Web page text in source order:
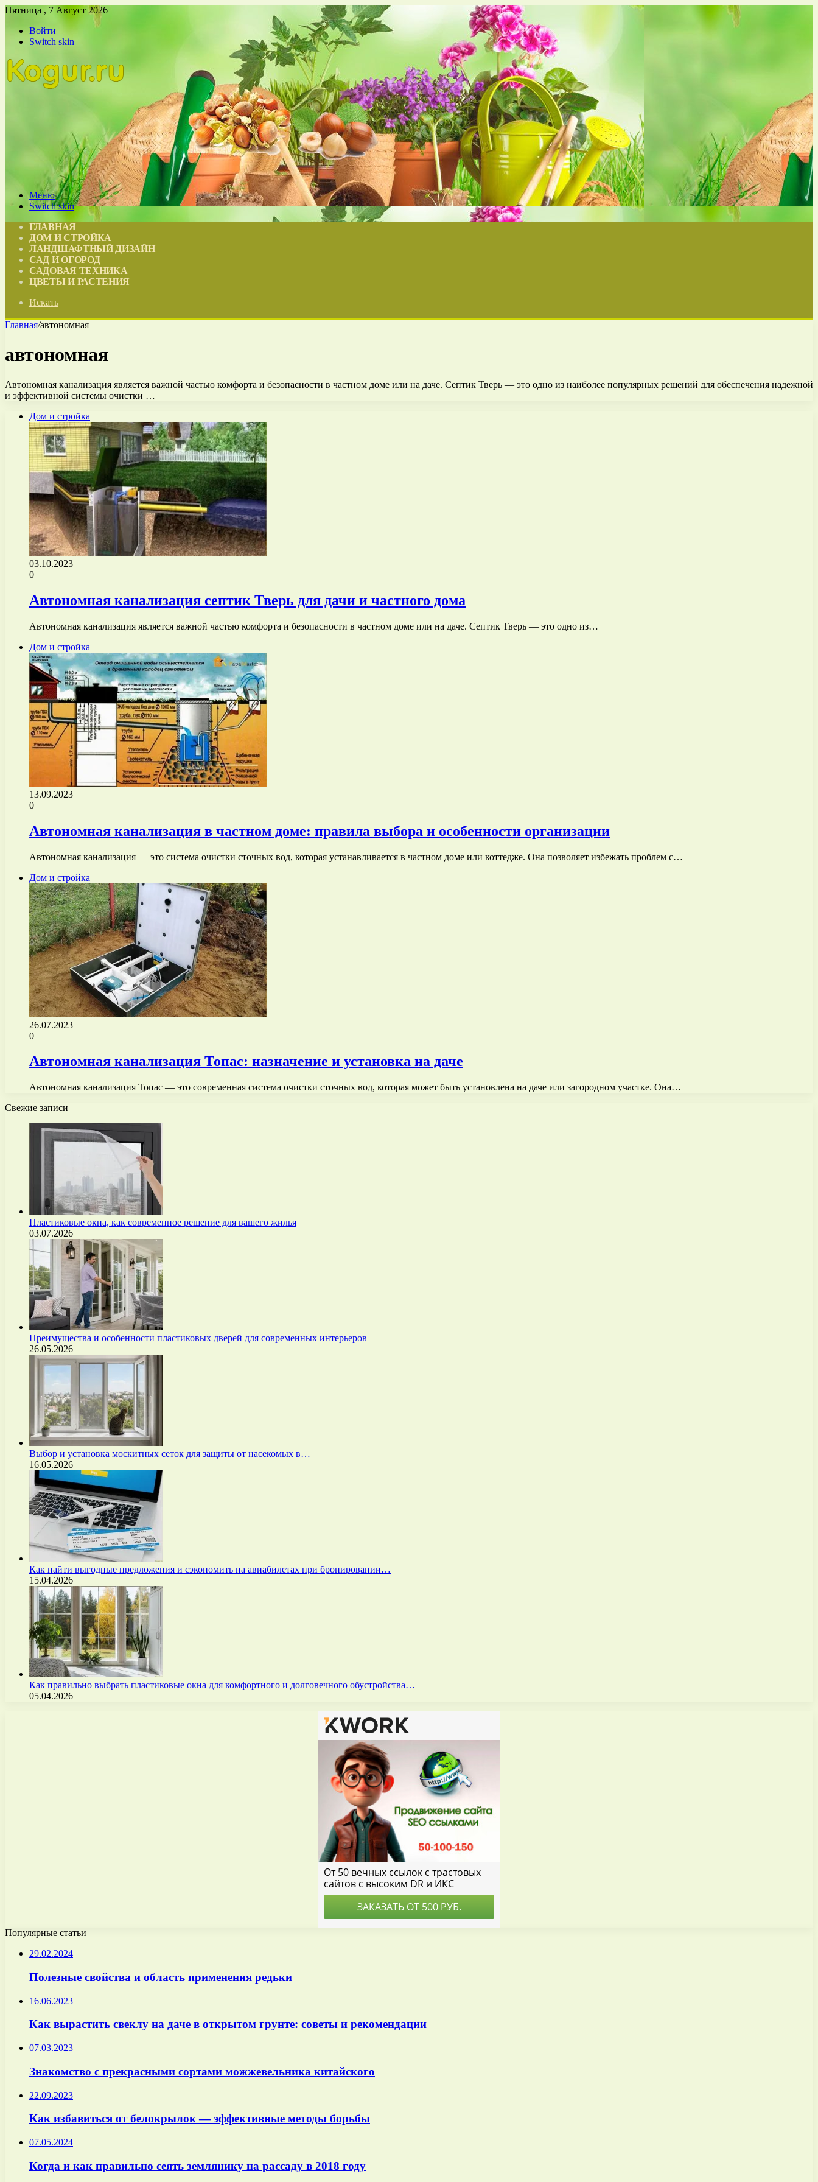
Пятница , 7 Август 2026
Войти
Switch skin
Меню
Switch skin
ГЛАВНАЯ
ДОМ И СТРОЙКА
ЛАНДШАФТНЫЙ ДИЗАЙН
САД И ОГОРОД
САДОВАЯ ТЕХНИКА
ЦВЕТЫ И РАСТЕНИЯ
Искать
Главная/автономная
автономная
Автономная канализация является важной частью комфорта и безопасности в частном доме или на даче. Септик Тверь — это одно из наиболее популярных решений для обеспечения надежной
и эффективной системы очистки …
Дом и стройка
03.10.2023
0
Автономная канализация септик Тверь для дачи и частного дома
Автономная канализация является важной частью комфорта и безопасности в частном доме или на даче. Септик Тверь — это одно из…
Дом и стройка
13.09.2023
0
Автономная канализация в частном доме: правила выбора и особенности организации
Автономная канализация — это система очистки сточных вод, которая устанавливается в частном доме или коттедже. Она позволяет избежать проблем с…
Дом и стройка
26.07.2023
0
Автономная канализация Топас: назначение и установка на даче
Автономная канализация Топас — это современная система очистки сточных вод, которая может быть установлена на даче или загородном участке. Она…
Свежие записи
Пластиковые окна, как современное решение для вашего жилья
03.07.2026
Преимущества и особенности пластиковых дверей для современных интерьеров
26.05.2026
Выбор и установка москитных сеток для защиты от насекомых в…
16.05.2026
Как найти выгодные предложения и сэкономить на авиабилетах при бронировании…
15.04.2026
Как правильно выбрать пластиковые окна для комфортного и долговечного обустройства…
05.04.2026
Популярные статьи
29.02.2024
Полезные свойства и область применения редьки
16.06.2023
Как вырастить свеклу на даче в открытом грунте: советы и рекомендации
07.03.2023
Знакомство с прекрасными сортами можжевельника китайского
22.09.2023
Как избавиться от белокрылок — эффективные методы борьбы
07.05.2024
Когда и как правильно сеять землянику на рассаду в 2018 году